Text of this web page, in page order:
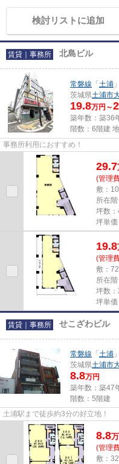
検討リストに追加
賃貸｜事務所 北島ビル
常磐線 「 土浦
茨城県土浦市
19.8万円～
築年数：築36
階数：6階建
事務所利用におすすめ！
29.7
(管理
敷：
所在
坪数
坪単価
19.8
(管理
敷：
所在
坪数
坪単価
賃貸｜事務所 せこざわビル
常磐線 「 土浦
茨城県土浦市
8.8万円
築年数：築47
階数：5階建
土浦駅まで徒歩約3分の好立地！
8.8万
(管理
敷：